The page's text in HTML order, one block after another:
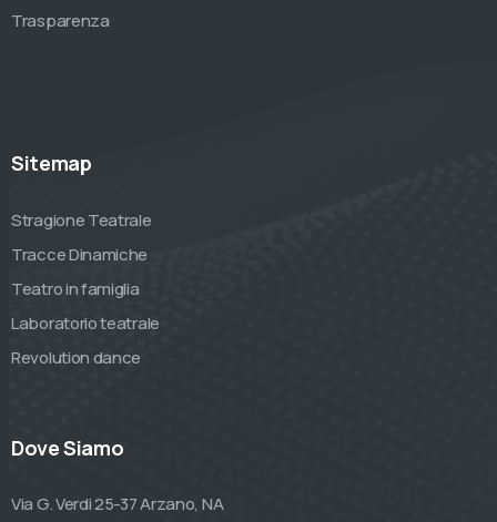
Trasparenza
Sitemap
Stragione Teatrale
Tracce Dinamiche
Teatro in famiglia
Laboratorio teatrale
Revolution dance
Dove Siamo
Via G. Verdi 25-37 Arzano, NA